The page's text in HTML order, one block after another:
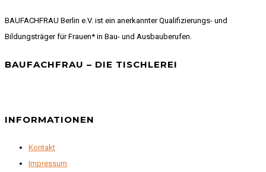
BAUFACHFRAU Berlin e.V. ist ein anerkannter Qualifizierungs- und
Bildungsträger für Frauen* in Bau- und Ausbauberufen.
BAUFACHFRAU – DIE TISCHLEREI
INFORMATIONEN
Kontakt
Impressum